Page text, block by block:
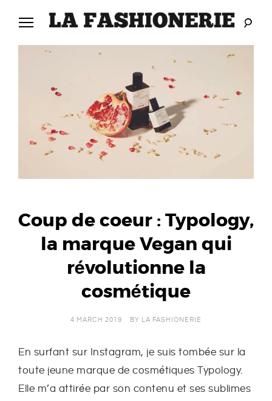
content
L
F
A
S
H
I
O
I
E
FASHIONERIE
Coup de coeur : Typology,
la marque Vegan qui
révolutionne la
cosmétique
4 MARCH 2019 BY LA FASHIONERIE
En surfant sur Instagram, je suis tombée sur la
toute jeune marque de cosmétiques Typology.
Elle m’a attirée par son contenu et ses sublimes